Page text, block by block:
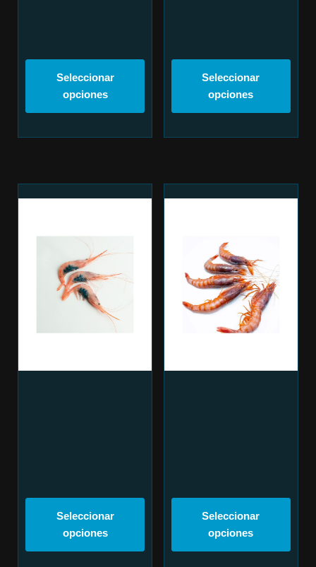
Seleccionar
opciones
Seleccionar
opciones
Seleccionar
opciones
Seleccionar
opciones